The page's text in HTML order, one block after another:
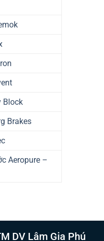
Block
Brakes
Aeropure –
DV Lâm Gia Phú